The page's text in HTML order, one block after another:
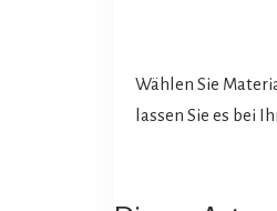
Wählen Sie
lassen Sie es bei